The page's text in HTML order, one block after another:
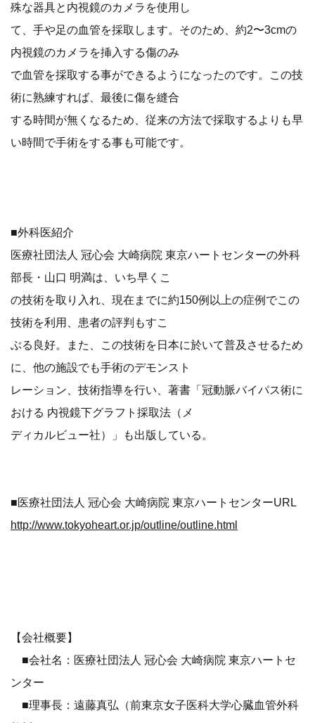
殊な器具と内視鏡のカメラを使用し
て、手や足の血管を採取します。そのため、約2〜3cmの
内視鏡のカメラを挿入する傷のみ
で血管を採取する事ができるようになったのです。この技
術に熟練すれば、最後に傷を縫合
する時間が無くなるため、従来の方法で採取するよりも早
い時間で手術をする事も可能です。
■外科医紹介
医療社団法人 冠心会 大崎病院 東京ハートセンターの外科
部長・山口 明満は、いち早くこ
の技術を取り入れ、現在までに約150例以上の症例でこの
技術を利用、患者の評判もすこ
ぶる良好。また、この技術を日本に於いて普及させるため
に、他の施設でも手術のデモンスト
レーション、技術指導を行い、著書「冠動脈バイパス術に
おける 内視鏡下グラフト採取法（メ
ディカルビュー社）」も出版している。
■医療社団法人 冠心会 大崎病院 東京ハートセンターURL
http://www.tokyoheart.or.jp/outline/outline.html
【会社概要】
■会社名：医療社団法人 冠心会 大崎病院 東京ハートセ
ンター
■理事長：遠藤真弘（前東京女子医科大学心臓血管外科